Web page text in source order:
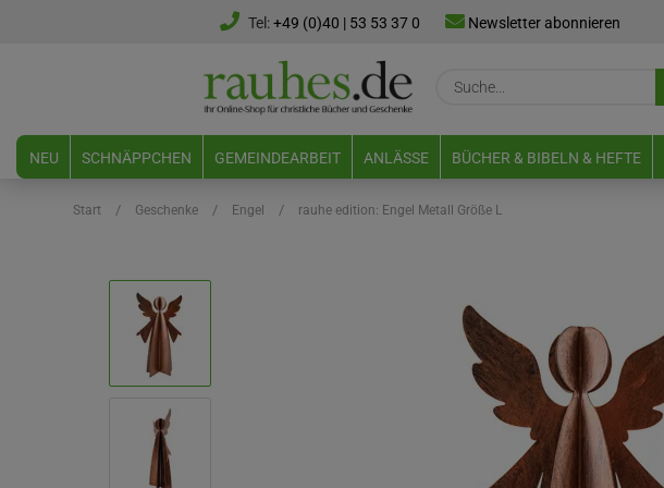
Tel:+49 (0)40 | 53 53 37 0 Newsletter abonnieren
NEU SCHNÄPPCHEN GEMEINDEARBEIT ANLÄSSE BÜCHER & BIBELN & HEFTE
Start / Geschenke / Engel / rauhe edition: Engel Metall Größe L